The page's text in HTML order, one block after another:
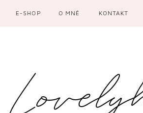
E-SHOP O MNĚ KONTAKT